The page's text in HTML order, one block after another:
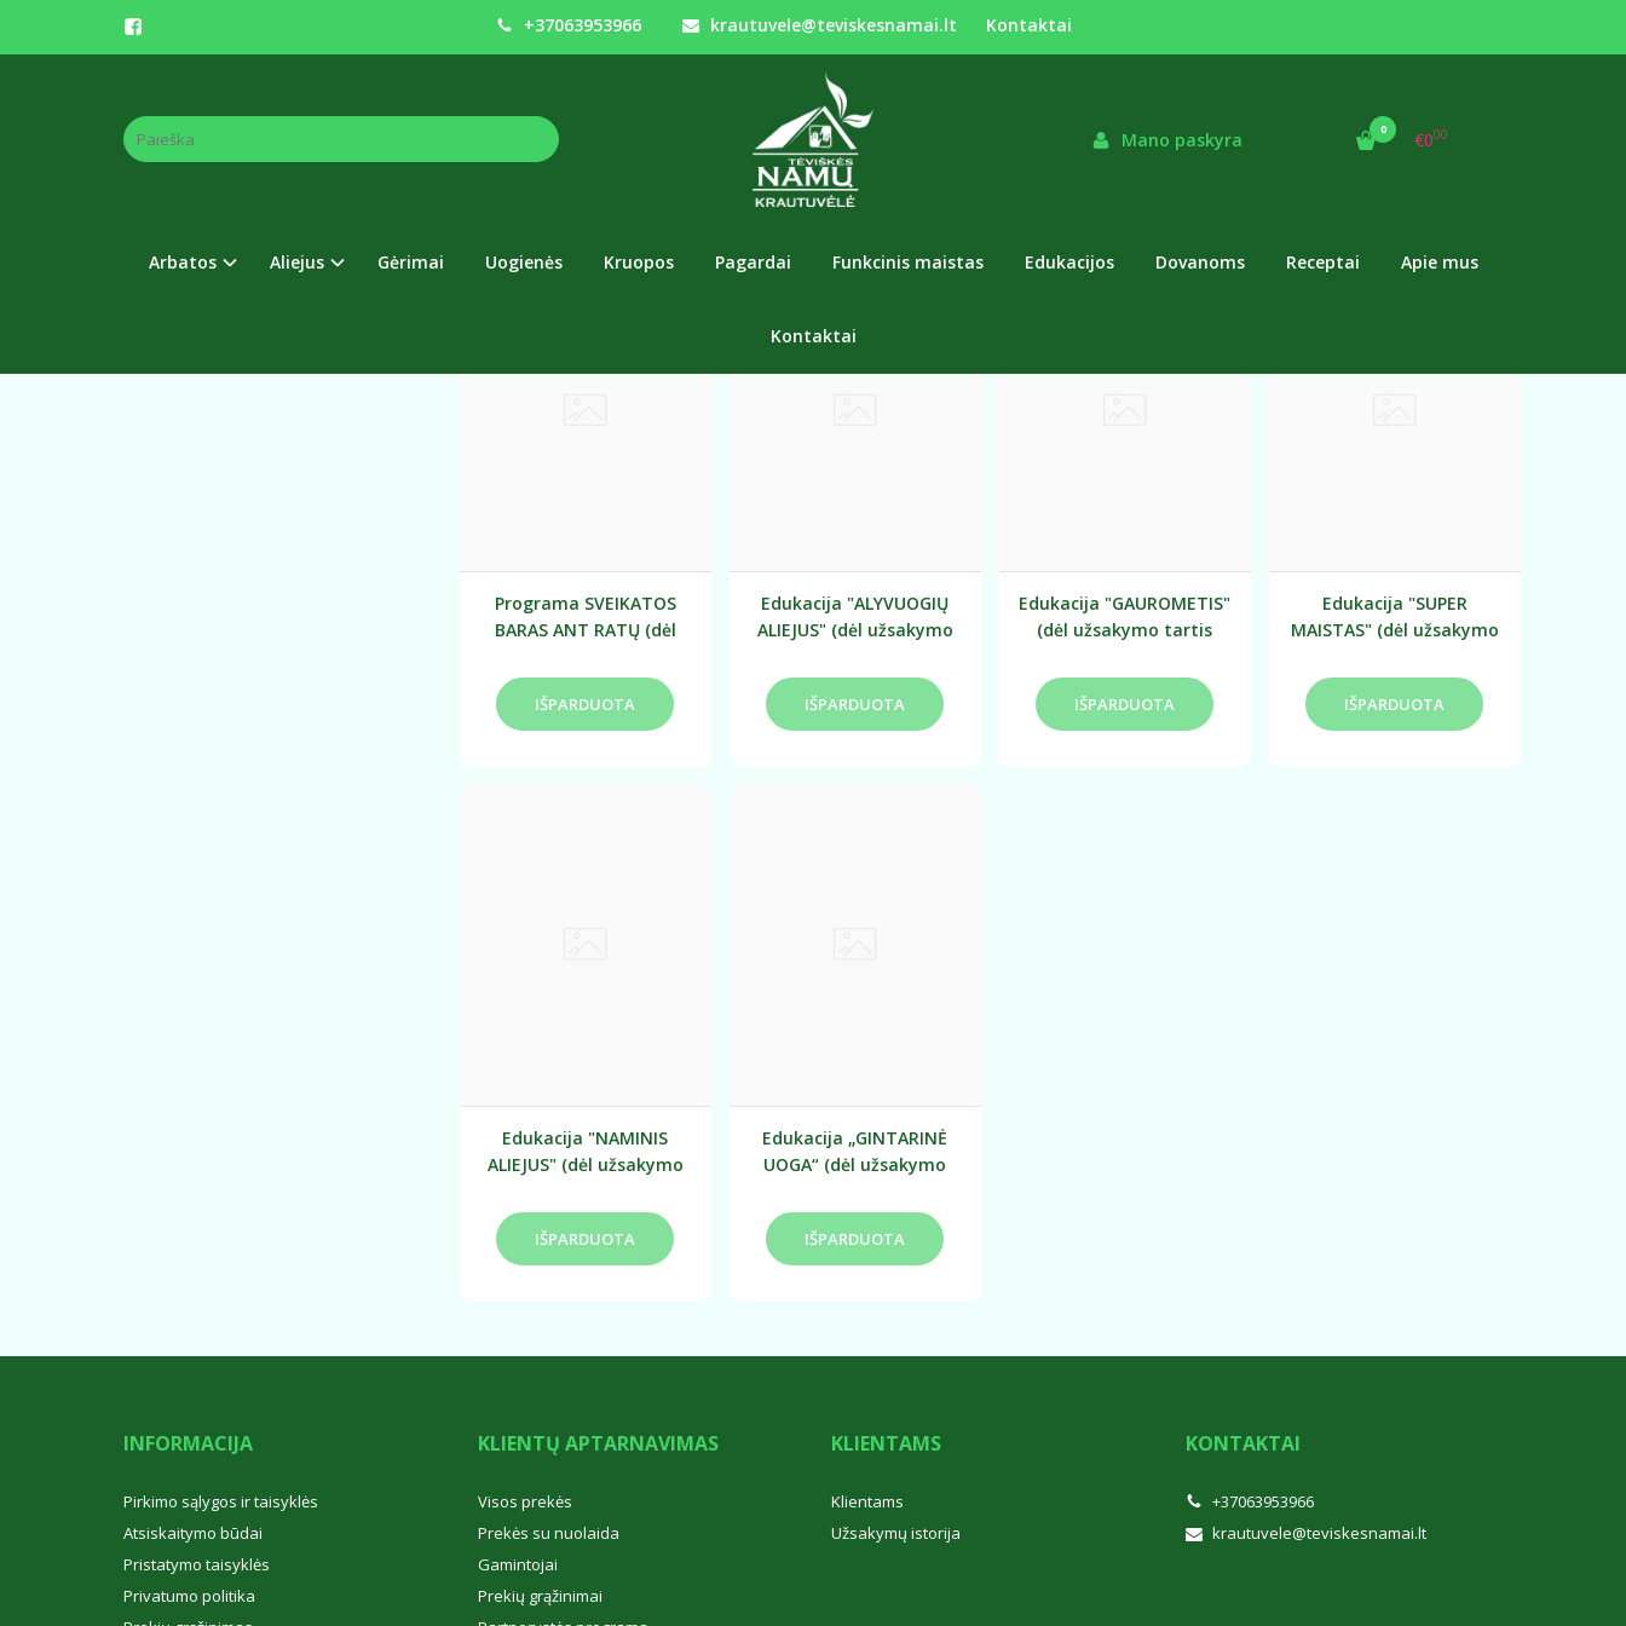
+37063953966 krautuvele@teviskesnamai.lt Kontaktai
Mano paskyra 0 €000
Arbatos Aliejus Gėrimai Uogienės Kruopos Pagardai Funkcinis maistas Edukacijos Dovanoms Receptai Apie mus
Kontaktai
EDUKACIJOS
Programa SVEIKATOS
BARAS ANT RATŲ (dėl
individualiai)
Edukacija "ALYVUOGIŲ
ALIEJUS" (dėl užsakymo
Edukacija "GAUROMETIS"
(dėl užsakymo tartis
Edukacija "SUPER
MAISTAS" (dėl užsakymo
Edukacija "NAMINIS
ALIEJUS" (dėl užsakymo
Edukacija „GINTARINĖ
UOGA“ (dėl užsakymo
INFORMACIJA
Pirkimo sąlygos ir taisyklės
Atsiskaitymo būdai
Pristatymo taisyklės
Privatumo politika
KLIENTŲ APTARNAVIMAS
Visos prekės
Prekės su nuolaida
Gamintojai
Prekių grąžinimai
KLIENTAMS
Klientams
Užsakymų istorija
KONTAKTAI
+37063953966
krautuvele@teviskesnamai.lt